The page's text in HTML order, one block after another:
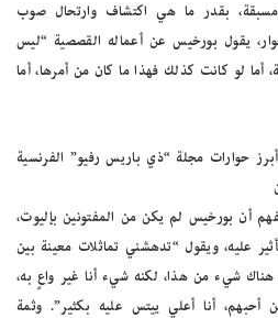
بقدر ما هي اكتشاف وارتحال صوب
يقول بورخيس عن أعماله القصصية “ليس
أما لو كانت كذلك فهذا ما كان من أمرها، أما
حوارات مجلة “ذي باريس رفيو” الفرنسية
أن بورخيس لم يكن من المفتونين بإليوت،
عليه، ويقول “تدهشني تماثلات معينة بين
هناك شيء من هذا، لكنه شيء أنا غير واعٍ به،
أحبهم، أنا أعلي ييتس عليه بكثير”. وثمة